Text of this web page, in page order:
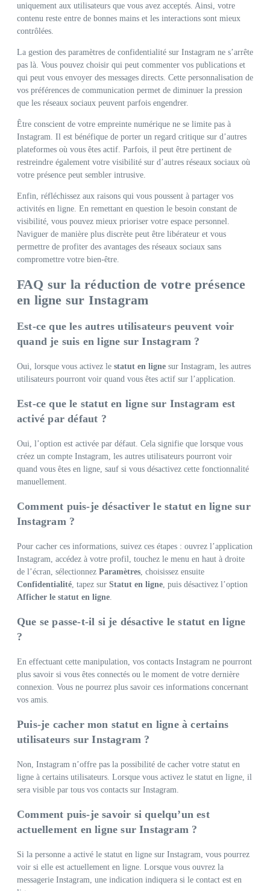
uniquement aux utilisateurs que vous avez acceptés. Ainsi, votre
contenu reste entre de bonnes mains et les interactions sont mieux
contrôlées.
La gestion des paramètres de confidentialité sur Instagram ne s’arrête
pas là. Vous pouvez choisir qui peut commenter vos publications et
qui peut vous envoyer des messages directs. Cette personnalisation de
vos préférences de communication permet de diminuer la pression
que les réseaux sociaux peuvent parfois engendrer.
Être conscient de votre empreinte numérique ne se limite pas à
Instagram. Il est bénéfique de porter un regard critique sur d’autres
plateformes où vous êtes actif. Parfois, il peut être pertinent de
restreindre également votre visibilité sur d’autres réseaux sociaux où
votre présence peut sembler intrusive.
Enfin, réfléchissez aux raisons qui vous poussent à partager vos
activités en ligne. En remettant en question le besoin constant de
visibilité, vous pouvez mieux prioriser votre espace personnel.
Naviguer de manière plus discrète peut être libérateur et vous
permettre de profiter des avantages des réseaux sociaux sans
compromettre votre bien-être.
FAQ sur la réduction de votre présence
en ligne sur Instagram
Est-ce que les autres utilisateurs peuvent voir
quand je suis en ligne sur Instagram ?
Oui, lorsque vous activez le statut en ligne sur Instagram, les autres
utilisateurs pourront voir quand vous êtes actif sur l’application.
Est-ce que le statut en ligne sur Instagram est
activé par défaut ?
Oui, l’option est activée par défaut. Cela signifie que lorsque vous
créez un compte Instagram, les autres utilisateurs pourront voir
quand vous êtes en ligne, sauf si vous désactivez cette fonctionnalité
manuellement.
Comment puis-je désactiver le statut en ligne sur
Instagram ?
Pour cacher ces informations, suivez ces étapes : ouvrez l’application
Instagram, accédez à votre profil, touchez le menu en haut à droite
de l’écran, sélectionnez Paramètres, choisissez ensuite
Confidentialité, tapez sur Statut en ligne, puis désactivez l’option
Afficher le statut en ligne.
Que se passe-t-il si je désactive le statut en ligne
?
En effectuant cette manipulation, vos contacts Instagram ne pourront
plus savoir si vous êtes connectés ou le moment de votre dernière
connexion. Vous ne pourrez plus savoir ces informations concernant
vos amis.
Puis-je cacher mon statut en ligne à certains
utilisateurs sur Instagram ?
Non, Instagram n’offre pas la possibilité de cacher votre statut en
ligne à certains utilisateurs. Lorsque vous activez le statut en ligne, il
sera visible par tous vos contacts sur Instagram.
Comment puis-je savoir si quelqu’un est
actuellement en ligne sur Instagram ?
Si la personne a activé le statut en ligne sur Instagram, vous pourrez
voir si elle est actuellement en ligne. Lorsque vous ouvrez la
messagerie Instagram, une indication indiquera si le contact est en